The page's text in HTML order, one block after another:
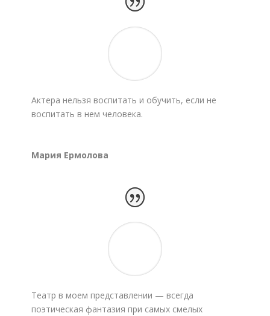
Актера нельзя воспитать и обучить, если не
воспитать в нем человека.
Мария Ермолова
Театр в моем представлении — всегда
поэтическая фантазия при самых смелых